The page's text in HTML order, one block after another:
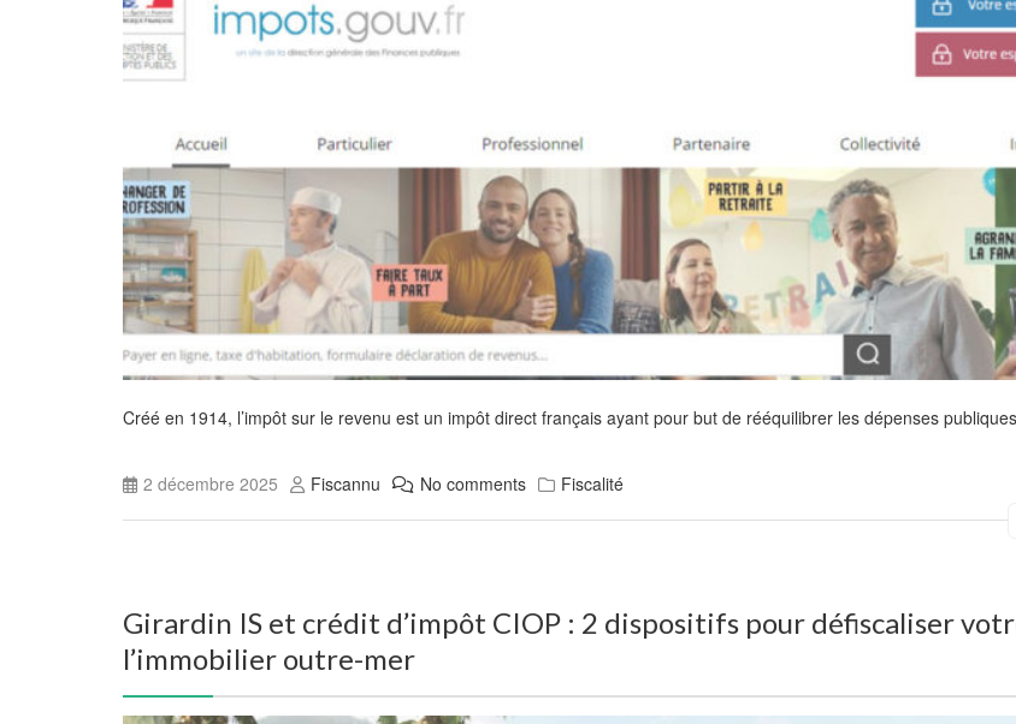
Créé en 1914, l’impôt sur le revenu est un impôt direct français ayant pour but de rééquilibrer les dépenses
2 décembre 2025 Fiscannu No comments
Fiscalité
Girardin IS et crédit d’impôt CIOP : 2 dispositifs pour défiscaliser
l’immobilier outre-mer